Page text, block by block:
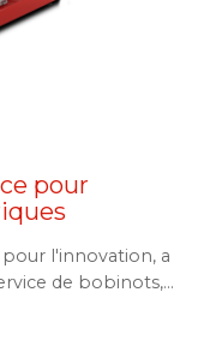
pour
l'innovation, a
de bobinots,...